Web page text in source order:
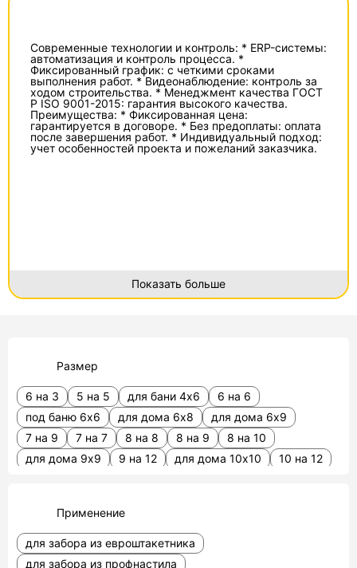
Современные технологии и контроль: * ERP-системы:
автоматизация и контроль процесса. *
Фиксированный график: с четкими сроками
выполнения работ. * Видеонаблюдение: контроль за
ходом строительства. * Менеджмент качества ГОСТ
Р ISO 9001-2015: гарантия высокого качества.
Преимущества: * Фиксированная цена:
гарантируется в договоре. * Без предоплаты: оплата
после завершения работ. * Индивидуальный подход:
учет особенностей проекта и пожеланий заказчика.
Показать больше
Размер
6 на 3 5 на 5 для бани 4х6
6 на 6
под баню 6х6
для дома 6х8
для дома 6х9
7 на 9
7 на 7 8 на 8 8 на 9
8 на 10
для дома 9х9
9 на 12 для дома 10х10
10 на 12
Применение
для забора из евроштакетника
для забора из профнастила